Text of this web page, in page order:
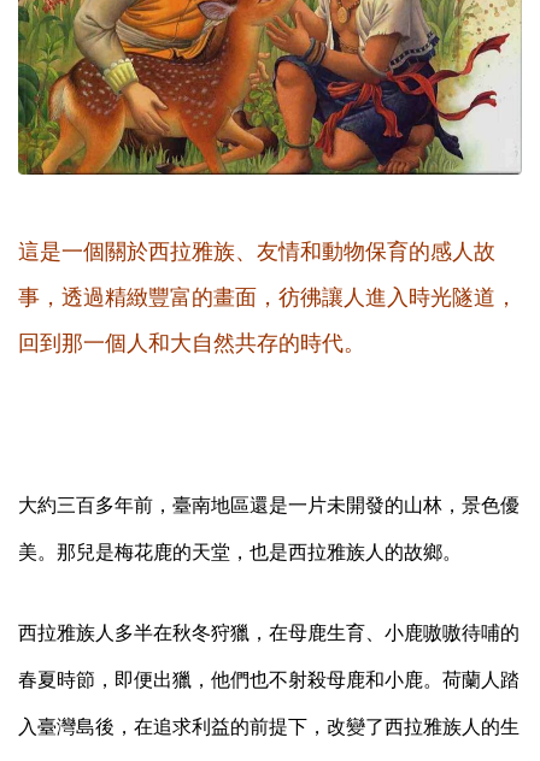
這是一個關於西拉雅族、友情和動物保育的感人故
事，透過精緻豐富的畫面，彷彿讓人進入時光隧道，
回到那一個人和大自然共存的時代。
大約三百多年前，臺南地區還是一片未開發的山林，景色優
美。那兒是梅花鹿的天堂，也是西拉雅族人的故鄉。
西拉雅族人多半在秋冬狩獵，在母鹿生育、小鹿嗷嗷待哺的
春夏時節，即便出獵，他們也不射殺母鹿和小鹿。荷蘭人踏
入臺灣島後，在追求利益的前提下，改變了西拉雅族人的生